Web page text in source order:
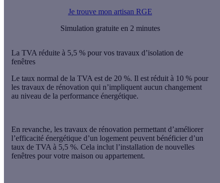
Je trouve mon artisan RGE
Simulation gratuite en 2 minutes
La TVA réduite à 5,5 % pour vos travaux d’isolation de
fenêtres
Le taux normal de la TVA est de 20 %. Il est réduit à 10 % pour
les travaux de rénovation qui n’impliquent aucun changement
au niveau de la performance énergétique.
En revanche, les travaux de rénovation permettant d’améliorer
l’efficacité énergétique d’un logement peuvent bénéficier d’un
taux de TVA à 5,5 %. Cela inclut l’installation de nouvelles
fenêtres pour votre maison ou appartement.